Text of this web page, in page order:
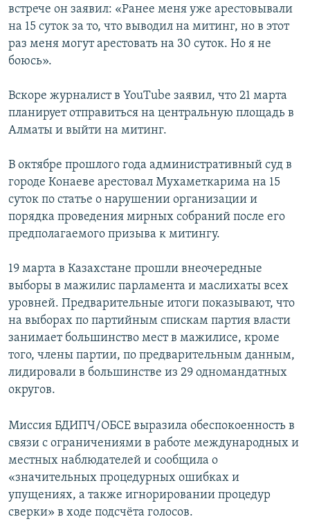
встрече он заявил: «Ранее меня уже арестовывали
на 15 суток за то, что выводил на митинг, но в этот
раз меня могут арестовать на 30 суток. Но я не
боюсь».
Вскоре журналист в YouTube заявил, что 21 марта
планирует отправиться на центральную площадь в
Алматы и выйти на митинг.
В октябре прошлого года административный суд в
городе Конаеве арестовал Мухаметкарима на 15
суток по статье о нарушении организации и
порядка проведения мирных собраний после его
предполагаемого призыва к митингу.
19 марта в Казахстане прошли внеочередные
выборы в мажилис парламента и маслихаты всех
уровней. Предварительные итоги показывают, что
на выборах по партийным спискам партия власти
занимает большинство мест в мажилисе, кроме
того, члены партии, по предварительным данным,
лидировали в большинстве из 29 одномандатных
округов.
Миссия БДИПЧ/ОБСЕ выразила обеспокоенность в
связи с ограничениями в работе международных и
местных наблюдателей и сообщила о
«значительных процедурных ошибках и
упущениях, а также игнорировании процедур
сверки» в ходе подсчёта голосов.